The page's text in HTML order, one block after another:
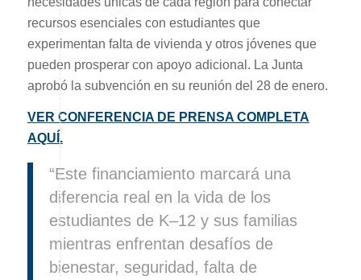
recursos esenciales con estudiantes que
experimentan falta de vivienda y otros jóvenes que
pueden prosperar con apoyo adicional. La Junta
aprobó la subvención en su reunión del 28 de enero.
VER CONFERENCIA DE PRENSA COMPLETA
AQUÍ.
“Este financiamiento marcará una
diferencia real en la vida de los
estudiantes de K–12 y sus familias
mientras enfrentan desafíos de
bienestar, seguridad, falta de